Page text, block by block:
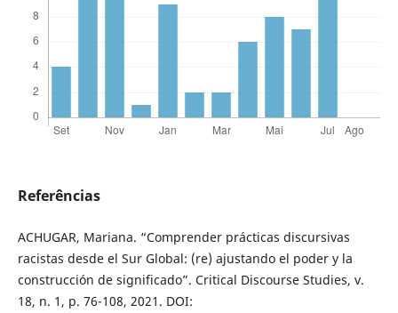
Referências
ACHUGAR, Mariana. “Comprender prácticas discursivas
racistas desde el Sur Global: (re) ajustando el poder y la
construcción de significado”. Critical Discourse Studies, v.
18, n. 1, p. 76-108, 2021. DOI: